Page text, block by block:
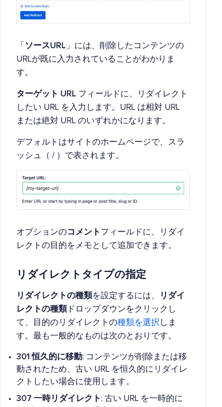
「 ソースURL 」には、削除したコンテンツの
URLが既に入力されていることがわかりま
す。
ターゲット URL フィールドに、リダイレクト
したい URL を入力します。URL は相対 URL
または絶対 URL のいずれかになります。
デフォルトはサイトのホームページで、スラ
ッシュ（ / ）で表されます。
オプションのコメント フィールドに、リダイ
レクトの目的をメモとして追加できます。
リダイレクトタイプの指定
リダイレクトの種類を設定するには、
リダイ
レクトの種類 ドロップダウンをクリックし
て、目的のリダイレクトの種類を選択 しま
す。最も一般的なものは次のとおりです。
301 恒久的に移動: コンテンツが削除または移
動されたため、古い URL を恒久的にリダイレ
クトしたい場合に使用します。
307 一時リダイレクト: 古い URL を一時的に